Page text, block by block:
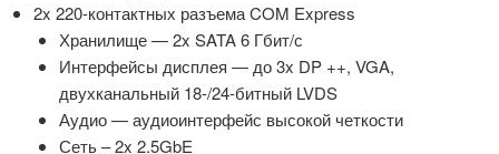
2x 220-контактных разъема COM Express
Хранилище — 2x SATA 6 Гбит/с
Интерфейсы дисплея — до 3x DP ++, VGA,
двухканальный 18-/24-битный LVDS
Аудио — аудиоинтерфейс высокой четкости
Сеть – 2x 2.5GbE